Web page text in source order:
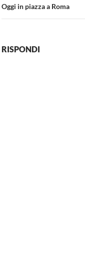
Oggi in piazza a Roma
RISPONDI